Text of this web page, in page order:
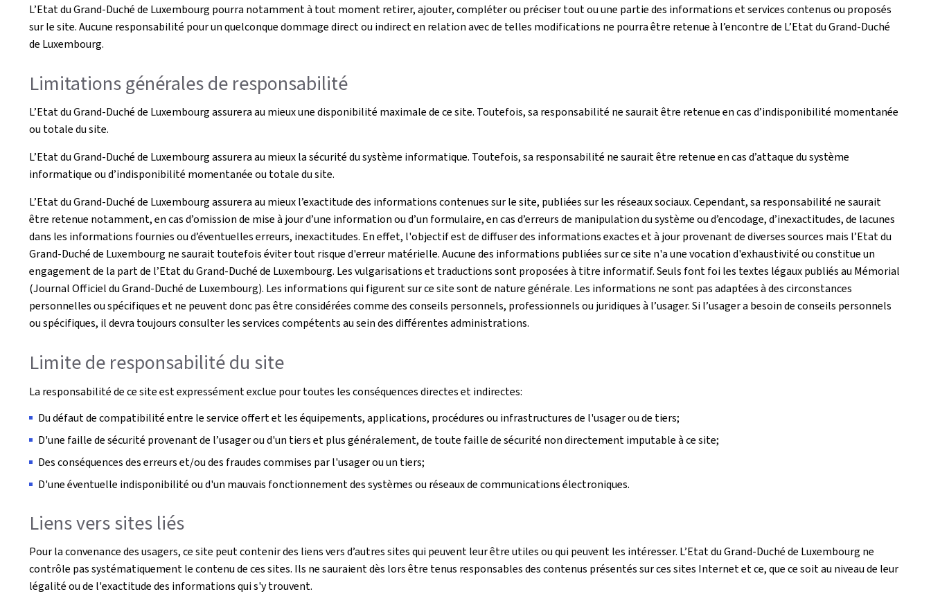
L’Etat du Grand-Duché de Luxembourg pourra notamment à tout moment retirer, ajouter, compléter ou préciser tout ou une partie des informations et services contenus ou proposés
sur le site. Aucune responsabilité pour un quelconque dommage direct ou indirect en relation avec de telles modifications ne pourra être retenue à l’encontre de L’Etat du Grand-Duché
de Luxembourg.
Limitations générales de responsabilité
L’Etat du Grand-Duché de Luxembourg assurera au mieux une disponibilité maximale de ce site. Toutefois, sa responsabilité ne saurait être retenue en cas d’indisponibilité momentanée
ou totale du site.
L’Etat du Grand-Duché de Luxembourg assurera au mieux la sécurité du système informatique. Toutefois, sa responsabilité ne saurait être retenue en cas d’attaque du système
informatique ou d’indisponibilité momentanée ou totale du site.
L’Etat du Grand-Duché de Luxembourg assurera au mieux l’exactitude des informations contenues sur le site, publiées sur les réseaux sociaux. Cependant, sa responsabilité ne saurait
être retenue notamment, en cas d’omission de mise à jour d’une information ou d’un formulaire, en cas d’erreurs de manipulation du système ou d’encodage, d’inexactitudes, de lacunes
dans les informations fournies ou d’éventuelles erreurs, inexactitudes. En effet, l'objectif est de diffuser des informations exactes et à jour provenant de diverses sources mais l’Etat du
Grand-Duché de Luxembourg ne saurait toutefois éviter tout risque d'erreur matérielle. Aucune des informations publiées sur ce site n'a une vocation d'exhaustivité ou constitue un
engagement de la part de l’Etat du Grand-Duché de Luxembourg. Les vulgarisations et traductions sont proposées à titre informatif. Seuls font foi les textes légaux publiés au Mémorial
(Journal Officiel du Grand-Duché de Luxembourg). Les informations qui figurent sur ce site sont de nature générale. Les informations ne sont pas adaptées à des circonstances
personnelles ou spécifiques et ne peuvent donc pas être considérées comme des conseils personnels, professionnels ou juridiques à l’usager. Si l’usager a besoin de conseils personnels
ou spécifiques, il devra toujours consulter les services compétents au sein des différentes administrations.
Limite de responsabilité du site
La responsabilité de ce site est expressément exclue pour toutes les conséquences directes et indirectes:
Du défaut de compatibilité entre le service offert et les équipements, applications, procédures ou infrastructures de l'usager ou de tiers;
D'une faille de sécurité provenant de l’usager ou d'un tiers et plus généralement, de toute faille de sécurité non directement imputable à ce site;
Des conséquences des erreurs et/ou des fraudes commises par l'usager ou un tiers;
D'une éventuelle indisponibilité ou d'un mauvais fonctionnement des systèmes ou réseaux de communications électroniques.
Liens vers sites liés
Pour la convenance des usagers, ce site peut contenir des liens vers d’autres sites qui peuvent leur être utiles ou qui peuvent les intéresser. L’Etat du Grand-Duché de Luxembourg ne
contrôle pas systématiquement le contenu de ces sites. Ils ne sauraient dès lors être tenus responsables des contenus présentés sur ces sites Internet et ce, que ce soit au niveau de leur
légalité ou de l'exactitude des informations qui s'y trouvent.